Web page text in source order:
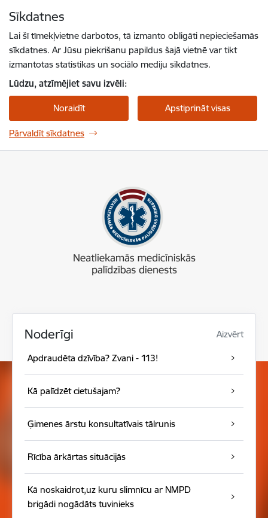
Sīkdatnes
Lai šī tīmekļvietne darbotos, tā izmanto obligāti nepieciešamās
sīkdatnes. Ar Jūsu piekrišanu papildus šajā vietnē var tikt
izmantotas statistikas un sociālo mediju sīkdatnes.
Lūdzu, atzīmējiet savu izvēli:
Noraidīt Apstiprināt visas
Pārvaldīt sīkdatnes
Noderīgi Aizvērt
Apdraudēta dzīvība? Zvani - 113!
Kā palīdzēt cietušajam?
Ģimenes ārstu konsultatīvais tālrunis
Rīcība ārkārtas situācijās
Kā noskaidrot,uz kuru slimnīcu ar NMPD
brigādi nogādāts tuvinieks